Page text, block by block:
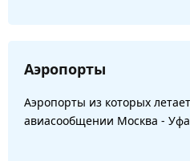
Аэропорты
Аэропорты из которых
авиасообщении Москва -